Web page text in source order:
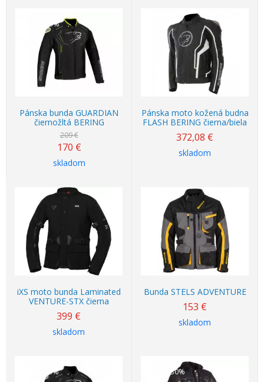
-19%
Pánska bunda GUARDIAN
čiernožltá BERING
209 €
170 €
skladom
Pánska moto kožená budna
FLASH BERING čierna/biela
372,08 €
skladom
iXS moto bunda Laminated
VENTURE-STX čierna
399 €
skladom
Bunda STELS ADVENTURE
153 €
skladom
-19% -30%